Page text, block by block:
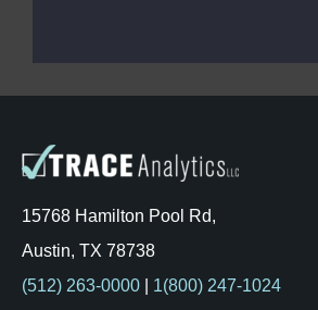
15768 Hamilton Pool Rd,
Austin, TX 78738
(512) 263-0000| 1(800) 247-1024